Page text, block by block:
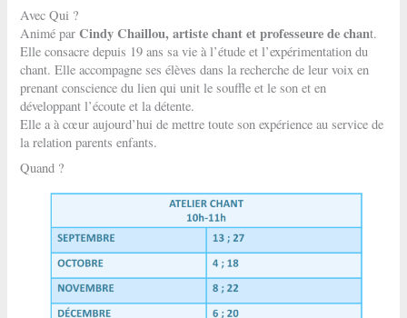
Avec Qui ?
Animé parCindy Chaillou, artiste chant et professeure de chant.
Elle consacre depuis 19 ans sa vie à l’étude et l’expérimentation du
chant. Elle accompagne ses élèves dans la recherche de leur voix en
prenant conscience du lien qui unit le souffle et le son et en
développant l’écoute et la détente.
Elle a à cœur aujourd’hui de mettre toute son expérience au service de
la relation parents enfants.
Quand ?